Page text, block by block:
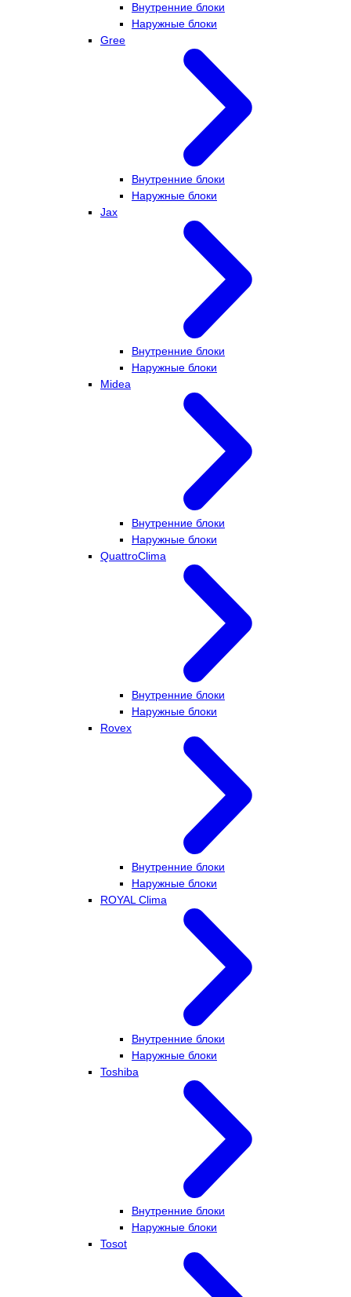
Внутренние блоки
Наружные блоки
Gree
Внутренние блоки
Наружные блоки
Jax
Внутренние блоки
Наружные блоки
Midea
Внутренние блоки
Наружные блоки
QuattroClima
Внутренние блоки
Наружные блоки
Rovex
Внутренние блоки
Наружные блоки
ROYAL Clima
Внутренние блоки
Наружные блоки
Toshiba
Внутренние блоки
Наружные блоки
Tosot